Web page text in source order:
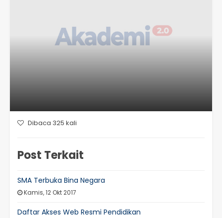
Dibaca 325 kali
Post Terkait
SMA Terbuka Bina Negara
Kamis, 12 Okt 2017
Daftar Akses Web Resmi Pendidikan